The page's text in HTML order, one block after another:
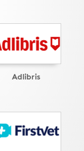
Adlibris